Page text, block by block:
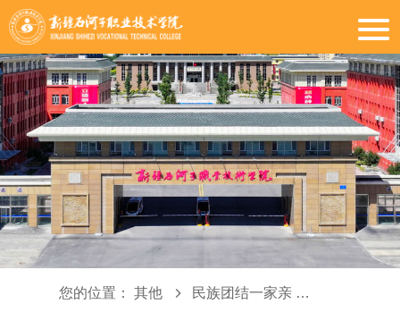
您的位置： 其他 民族团结一家亲